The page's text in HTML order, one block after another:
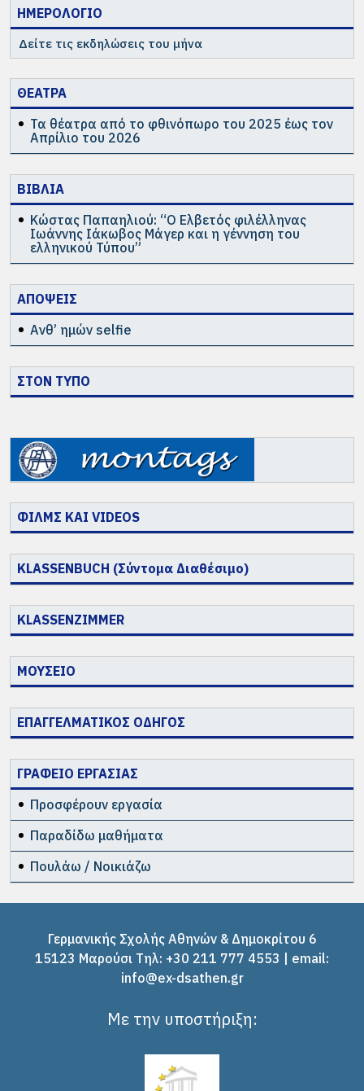
ΗΜΕΡΟΛΟΓΙΟ
Δείτε τις εκδηλώσεις του μήνα
ΘΕΑΤΡΑ
Τα θέατρα από το φθινόπωρο του 2025 έως τον
Απρίλιο του 2026
ΒΙΒΛΙΑ
Κώστας Παπαηλιού: “Ο Ελβετός φιλέλληνας
Ιωάννης Ιάκωβος Μάγερ και η γέννηση του
ελληνικού Τύπου”
ΑΠΟΨΕΙΣ
Ανθ’ ημών selfie
ΣΤΟΝ ΤΥΠΟ
ΦΙΛΜΣ ΚΑΙ VIDEOS
KLASSENBUCH (Σύντομα Διαθέσιμο)
KLASSENZIMMER
ΜΟΥΣΕΙΟ
ΕΠΑΓΓΕΛΜΑΤΙΚΟΣ ΟΔΗΓΟΣ
ΓΡΑΦΕΙΟ ΕΡΓΑΣΙΑΣ
Προσφέρουν εργασία
Παραδίδω μαθήματα
Πουλάω / Νοικιάζω
Γερμανικής Σχολής Αθηνών & Δημοκρίτου 6
15123 Μαρούσι Tηλ: +30 211 777 4553 | email:
info@ex-dsathen.gr
Με την υποστήριξη: